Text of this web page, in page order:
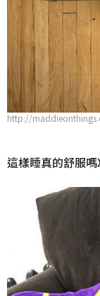
http://
這樣睡真的舒服